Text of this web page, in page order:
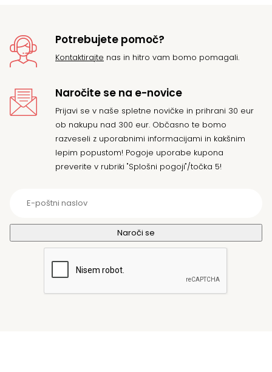
Potrebujete pomoč?
Kontaktirajte nas in hitro vam bomo pomagali.
Naročite se na e-novice
Prijavi se v naše spletne novičke in prihrani 30 eur
ob nakupu nad 300 eur. Občasno te bomo
razveseli z uporabnimi informacijami in kakšnim
lepim popustom! Pogoje uporabe kupona
preverite v rubriki "Splošni pogoji"/točka 5!